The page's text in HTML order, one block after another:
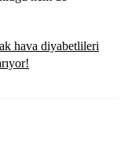
hava diyabetlileri